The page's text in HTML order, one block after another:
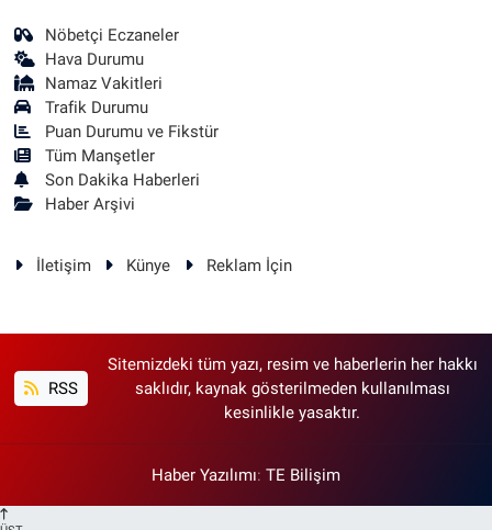
Nöbetçi Eczaneler
Hava Durumu
Namaz Vakitleri
Trafik Durumu
Puan Durumu ve Fikstür
Tüm Manşetler
Son Dakika Haberleri
Haber Arşivi
İletişim Künye Reklam İçin
RSS
Sitemizdeki tüm yazı, resim ve haberlerin her hakkı
saklıdır, kaynak gösterilmeden kullanılması
kesinlikle yasaktır.
Haber Yazılımı: TE Bilişim